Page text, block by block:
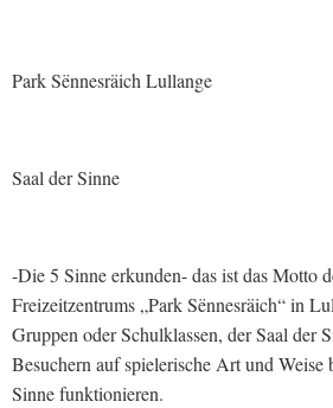
Park Sënnesräich Lullange
Saal der Sinne
-Die 5 Sinne erkunden- das ist das Motto
Freizeitzentrums „Park Sënnesräich“ in
Gruppen oder Schulklassen, der Saal der
Besuchern auf spielerische Art und Weise
Sinne funktionieren.